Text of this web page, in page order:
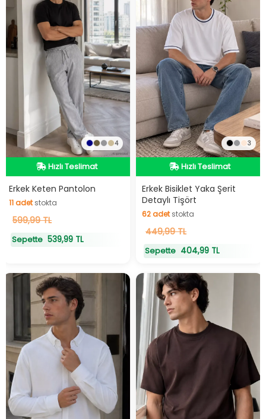
4
Hızlı Teslimat
Hızlı Teslimat
Erkek Keten Pantolon
11adetstokta
11adetstokta
599,99 TL
Sepette 539,99 TL
3
Hızlı Teslimat
Hızlı Teslimat
Erkek Bisiklet Yaka Şerit
Detaylı Tişört
62adetstokta
62adetstokta
449,99 TL
Sepette 404,99 TL